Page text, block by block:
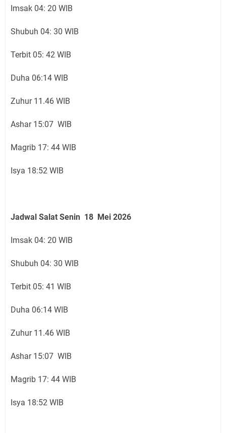
Imsak 04: 20 WIB
Shubuh 04: 30 WIB
Terbit 05: 42 WIB
Duha 06:14 WIB
Zuhur 11.46 WIB
Ashar 15:07 WIB
Magrib 17: 44 WIB
Isya 18:52 WIB
Jadwal Salat Senin 18 Mei 2026
Imsak 04: 20 WIB
Shubuh 04: 30 WIB
Terbit 05: 41 WIB
Duha 06:14 WIB
Zuhur 11.46 WIB
Ashar 15:07 WIB
Magrib 17: 44 WIB
Isya 18:52 WIB